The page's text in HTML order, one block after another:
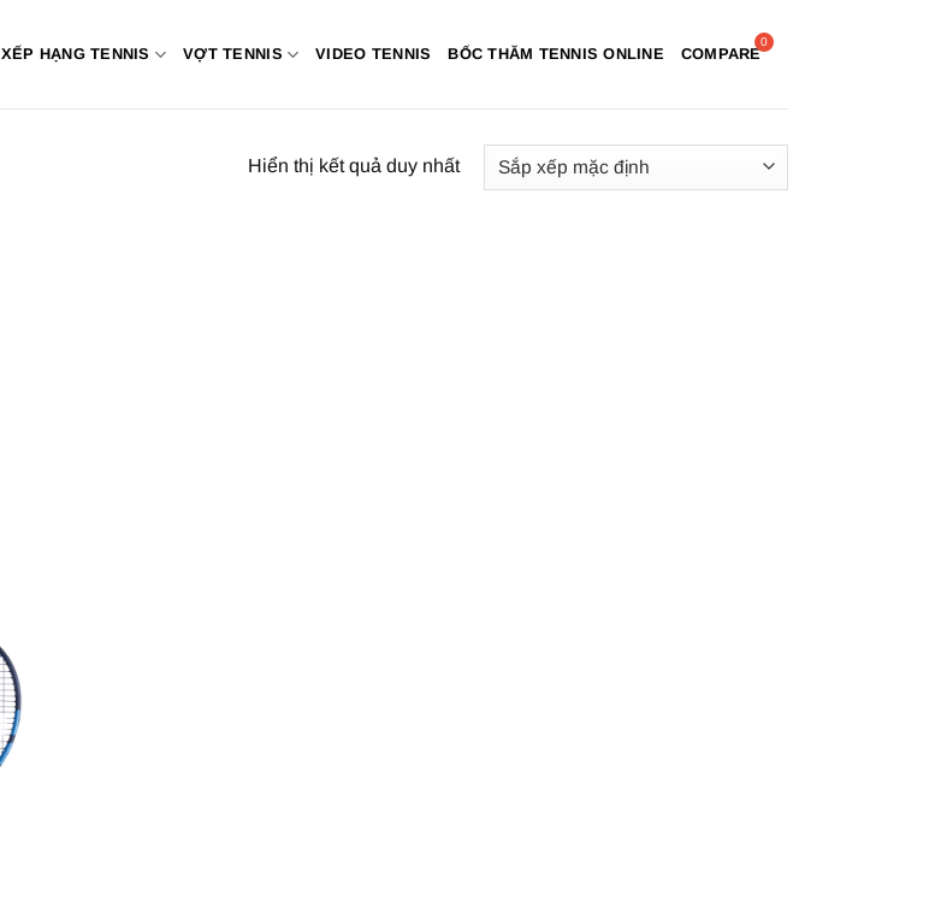
XẾP HẠNG TENNIS VỢT TENNIS VIDEO TENNIS BỐC THĂM TENNIS ONLINE COMPARE
Hiển thị kết quả duy nhất